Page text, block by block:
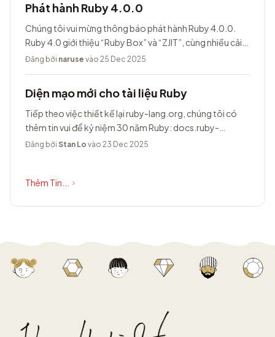
Phát hành Ruby 4.0.0
Chúng tôi vui mừng thông báo phát hành Ruby 4.0.0.
Ruby 4.0 giới thiệu “Ruby Box” và “ZJIT”, cùng nhiều cải
tiến khác.
Đăng bởi naruse vào 25 Dec 2025
Diện mạo mới cho tài liệu Ruby
Tiếp theo việc thiết kế lại ruby-lang.org, chúng tôi có
thêm tin vui để kỷ niệm 30 năm Ruby: docs.ruby-
lang.org có diện mạo hoàn toàn...
Đăng bởi Stan Lo vào 23 Dec 2025
Thêm Tin...